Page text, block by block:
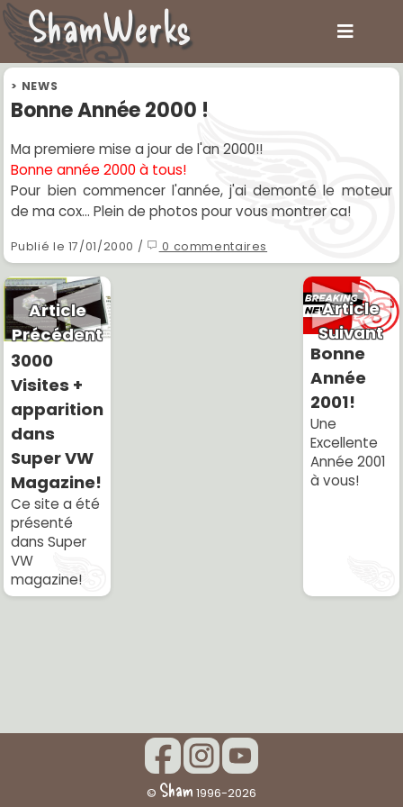
> NEWS
Bonne Année 2000 !
Ma premiere mise a jour de l'an 2000!!
Bonne année 2000 à tous!
Pour bien commencer l'année, j'ai demonté le moteur
de ma cox... Plein de photos pour vous montrer ca!
Publié le 17/01/2000 / 0 commentaires
Article
Précédent
3000
Visites +
apparition
dans
Super VW
Magazine!
Ce site a été
présenté
dans Super
VW
magazine!
Article
Suivant
Bonne
Année
2001!
Une
Excellente
Année 2001
à vous!
ShamWerks
© Sham 1996-2026